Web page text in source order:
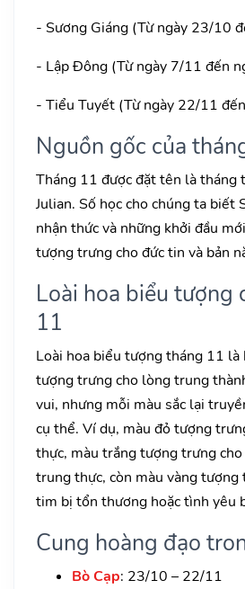
- Sương Giáng (Từ ngày 23/10
- Lập Đông (Từ ngày 7/11 đến
- Tiểu Tuyết (Từ ngày 22/11
Nguồn gốc của
Tháng 11 được đặt tên là tháng
Julian. Số học cho chúng ta biết
nhận thức và những khởi đầu
tượng trưng cho đức tin và bản
Loài hoa biểu tượng
11
Loài hoa biểu tượng tháng 11 là
tượng trưng cho lòng trung
vui, nhưng mỗi màu sắc lại
cụ thể. Ví dụ, màu đỏ tượng
thực, màu trắng tượng trưng
trung thực, còn màu vàng
tim bị tổn thương hoặc tình yêu
Cung hoàng đạo
Bò Cạp: 23/10 – 22/11